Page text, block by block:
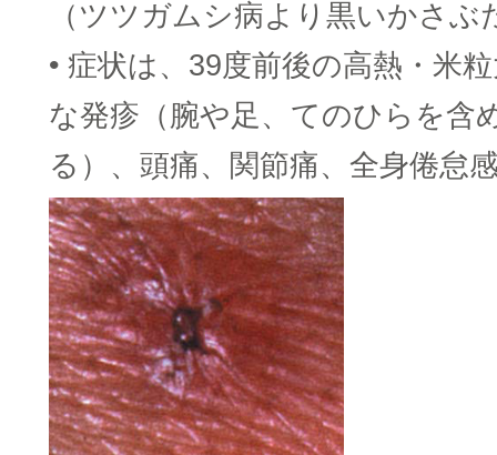
（ツツガムシ病より黒いかさぶ
• 症状は、39度前後の高熱・米
な発疹（腕や足、てのひらを含
る）、頭痛、関節痛、全身倦怠